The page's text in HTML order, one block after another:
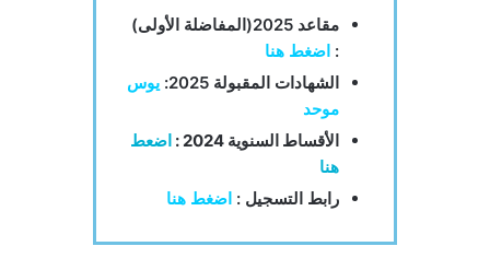
مقاعد 2025(المفاضلة الأولى)
: اضغط هنا
الشهادات المقبولة 2025:
يوس
موحد
الأقساط السنوية 2024 :
اضعط
هنا
رابط التسجيل : اضغط هنا